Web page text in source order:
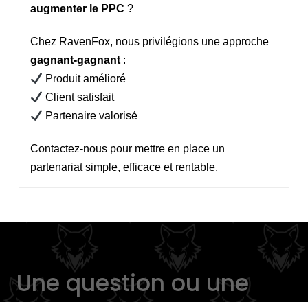
augmenter le PPC ?
Chez RavenFox, nous privilégions une approche
gagnant-gagnant:
Produit amélioré
Client satisfait
Partenaire valorisé
Contactez-nous pour mettre en place un
partenariat simple, efficace et rentable.
Une question ou une